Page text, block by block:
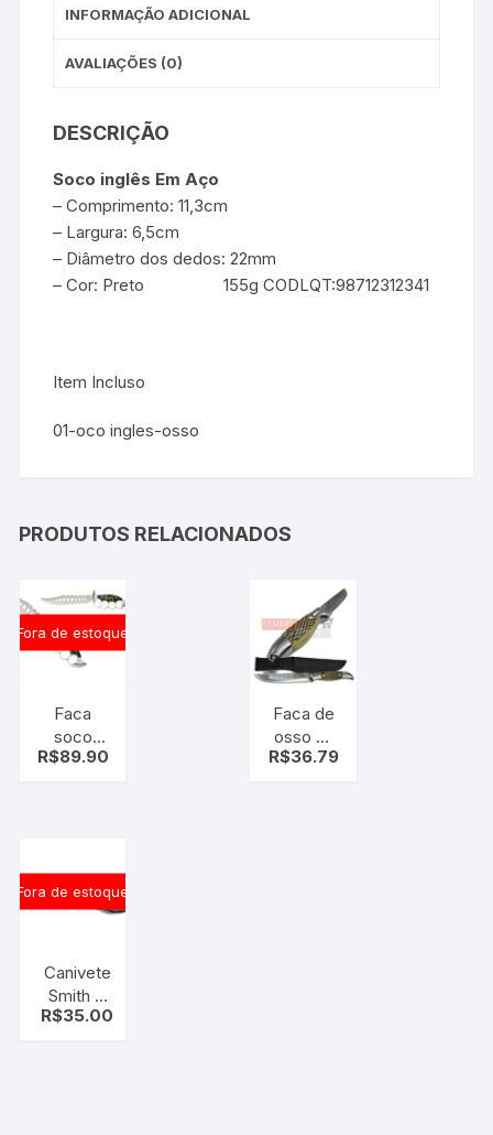
INFORMAÇÃO ADICIONAL
AVALIAÇÕES (0)
DESCRIÇÃO
Soco inglês Em Aço
– Comprimento: 11,3cm
– Largura: 6,5cm
– Diâmetro dos dedos: 22mm
– Cor: Preto 155g CODLQT:98712312341
Item Incluso
01-oco ingles-osso
PRODUTOS RELACIONADOS
Fora de estoque
Faca
soco
inglês
adaga
com
R$89.90
Faca de
osso C/
bainha
R$36.79
Fora de estoque
Canivete
Smith &
Wosson
R$35.00